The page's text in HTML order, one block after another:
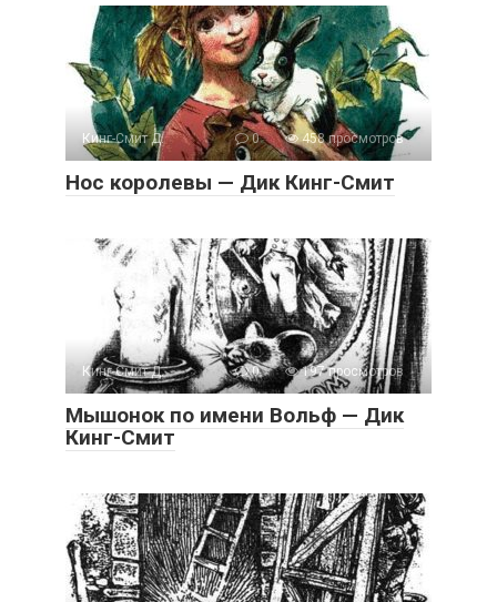
Кинг-Смит Д. 0 458 просмотров
Нос королевы — Дик Кинг-Смит
Кинг-Смит Д. 0 197 просмотров
Мышонок по имени Вольф — Дик
Кинг-Смит